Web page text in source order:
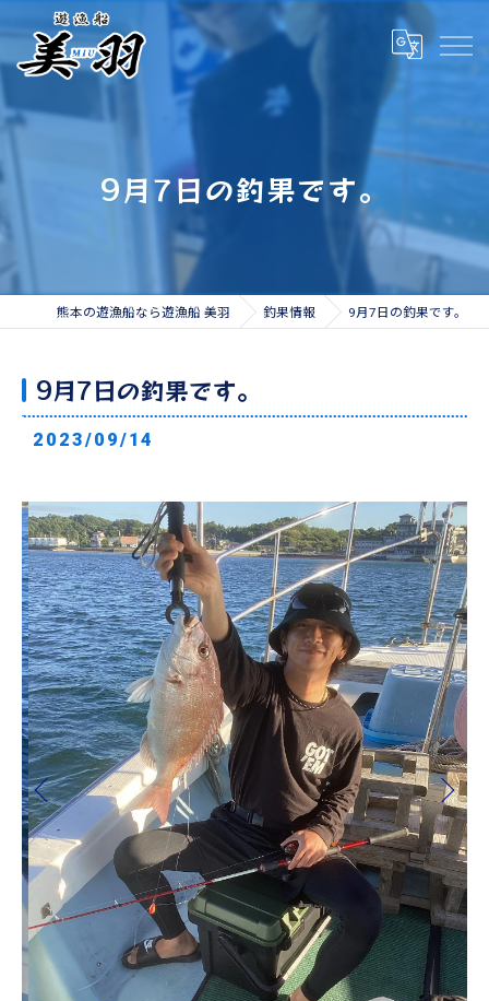
9月7日の釣果です。
熊本の遊漁船なら遊漁船 美羽 釣果情報 9月7日の釣果です。
9月7日の釣果です。
2023/09/14